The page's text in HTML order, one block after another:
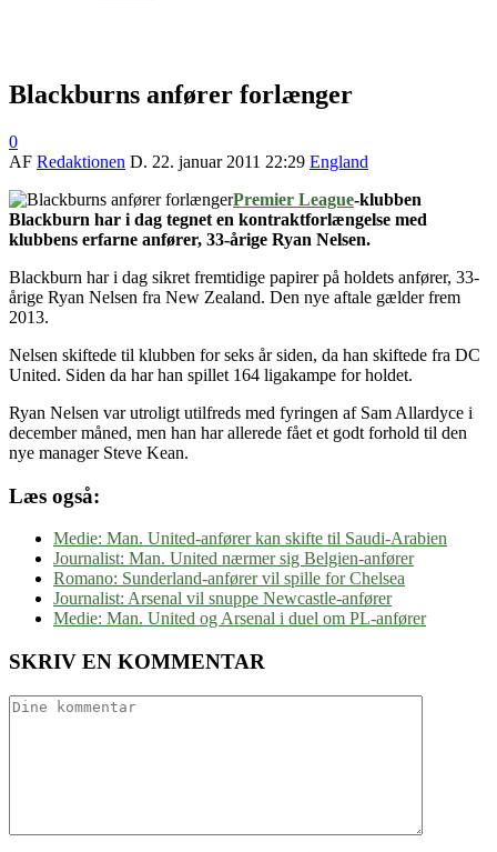
Blackburns anfører forlænger
0
AF Redaktionen D. 22. januar 2011 22:29 England
Premier League-klubben
Blackburn har i dag tegnet en kontraktforlængelse med
klubbens erfarne anfører, 33-årige Ryan Nelsen.
Blackburn har i dag sikret fremtidige papirer på holdets anfører, 33-
årige Ryan Nelsen fra New Zealand. Den nye aftale gælder frem
2013.
Nelsen skiftede til klubben for seks år siden, da han skiftede fra DC
United. Siden da har han spillet 164 ligakampe for holdet.
Ryan Nelsen var utroligt utilfreds med fyringen af Sam Allardyce i
december måned, men han har allerede fået et godt forhold til den
nye manager Steve Kean.
Læs også:
Medie: Man. United-anfører kan skifte til Saudi-Arabien
Journalist: Man. United nærmer sig Belgien-anfører
Romano: Sunderland-anfører vil spille for Chelsea
Journalist: Arsenal vil snuppe Newcastle-anfører
Medie: Man. United og Arsenal i duel om PL-anfører
SKRIV EN KOMMENTAR